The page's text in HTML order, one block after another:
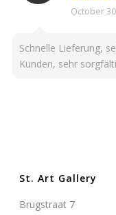
October
Schnelle Lieferung,
Kunden, sehr
St. Art Gallery
Brugstraat 7